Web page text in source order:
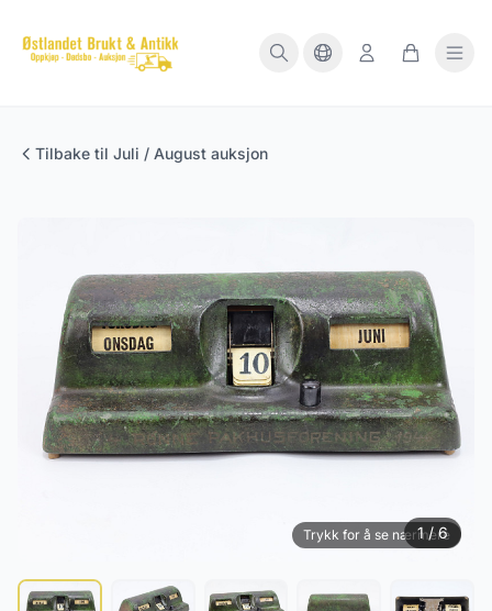
Tilbake til Juli / August auksjon
Trykk for å se nærmere
1 / 6